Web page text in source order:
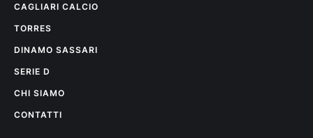
CAGLIARI CALCIO
TORRES
DINAMO SASSARI
SERIE D
CHI SIAMO
CONTATTI